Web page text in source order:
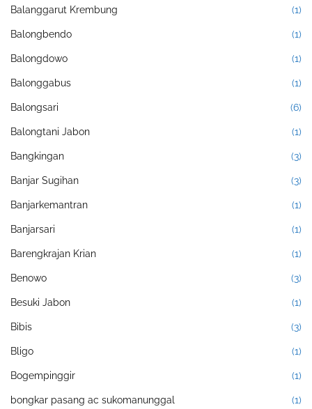
Balanggarut Krembung (1)
Balongbendo (1)
Balongdowo (1)
Balonggabus (1)
Balongsari (6)
Balongtani Jabon (1)
Bangkingan (3)
Banjar Sugihan (3)
Banjarkemantran (1)
Banjarsari (1)
Barengkrajan Krian (1)
Benowo (3)
Besuki Jabon (1)
Bibis (3)
Bligo (1)
Bogempinggir (1)
bongkar pasang ac sukomanunggal (1)